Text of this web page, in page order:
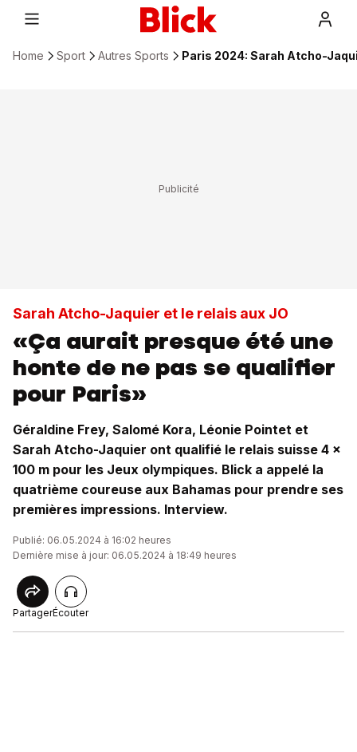
Home Sport Autres Sports Paris 2024: Sarah Atcho-
Sarah Atcho-Jaquier et le relais aux JO
«Ça aurait presque été une
honte de ne pas se qualifier
pour Paris»
Géraldine Frey, Salomé Kora, Léonie Pointet et
Sarah Atcho-Jaquier ont qualifié le relais suisse 4 x
100 m pour les Jeux olympiques. Blick a appelé la
quatrième coureuse aux Bahamas pour prendre ses
premières impressions. Interview.
Publié: 06.05.2024 à 16:02 heures
Dernière mise à jour: 06.05.2024 à 18:49 heures
PartagerÉcouter